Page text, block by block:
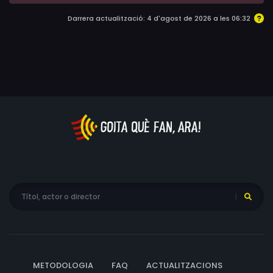
Darrera actualització: 4 d'agost de 2026 a les 06:32
METODOLOGIA FAQ ACTUALITZACIONS